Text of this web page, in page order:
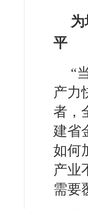
平
“
产力
者，
建省
如何
产业
需要